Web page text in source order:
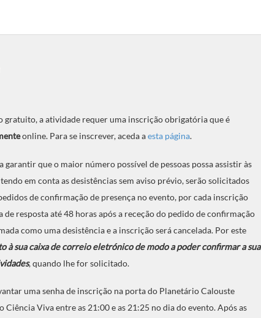
gratuito, a atividade requer uma inscrição obrigatória que é
online. Para se inscrever, aceda aesta página.
garantir que o maior número possível de pessoas possa assistir às
em conta as desistências sem aviso prévio, serão solicitados
de confirmação de presença no evento, por cada inscrição
de resposta até 48 horas após a receção do pedido de confirmação
como uma desistência e a inscrição será cancelada. Por este
à sua caixa de correio eletrónico de modo a poder confirmar a sua
, quando lhe for solicitado.
uma senha de inscrição na porta do Planetário Calouste
Ciência Viva entre as 21:00 e as 21:25 no dia do evento. Após as